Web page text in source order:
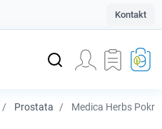
Kontakt
Prostata Medica Herbs